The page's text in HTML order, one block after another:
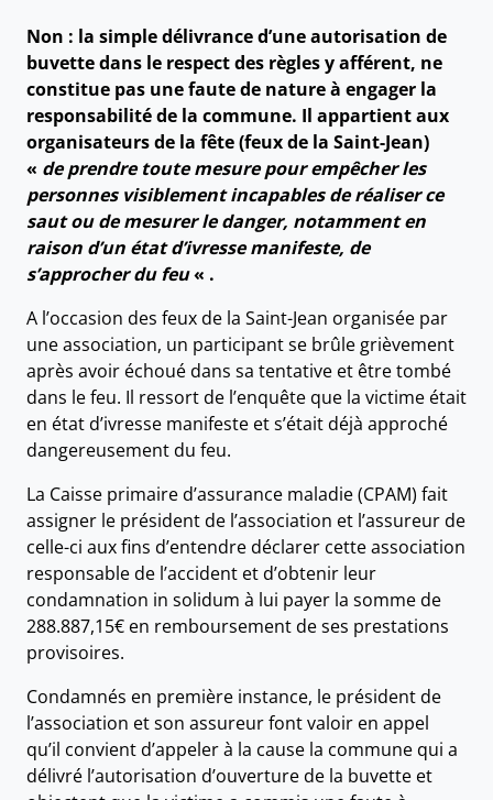
Non : la simple délivrance d’une autorisation de
buvette dans le respect des règles y afférent, ne
constitue pas une faute de nature à engager la
responsabilité de la commune. Il appartient aux
organisateurs de la fête (feux de la Saint-Jean)
« de prendre toute mesure pour empêcher les
personnes visiblement incapables de réaliser ce
saut ou de mesurer le danger, notamment en
raison d’un état d’ivresse manifeste, de
s’approcher du feu« .
A l’occasion des feux de la Saint-Jean organisée par
une association, un participant se brûle grièvement
après avoir échoué dans sa tentative et être tombé
dans le feu. Il ressort de l’enquête que la victime était
en état d’ivresse manifeste et s’était déjà approché
dangereusement du feu.
La Caisse primaire d’assurance maladie (CPAM) fait
assigner le président de l’association et l’assureur de
celle-ci aux fins d’entendre déclarer cette association
responsable de l’accident et d’obtenir leur
condamnation in solidum à lui payer la somme de
288.887,15€ en remboursement de ses prestations
provisoires.
Condamnés en première instance, le président de
l’association et son assureur font valoir en appel
qu’il convient d’appeler à la cause la commune qui a
délivré l’autorisation d’ouverture de la buvette et